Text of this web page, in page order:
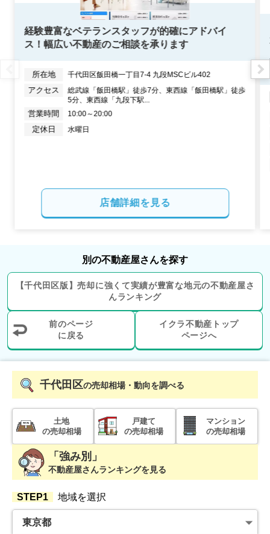
経験豊富なベテランスタッフが的確にアドバイ
ス！幅広い不動産のご相談を承ります
所在地 千代田区飯田橋一丁目7-4 九段MSCビル402
アクセス
総武線「飯田橋駅」徒歩7分、東西線「飯田橋駅」徒歩
5分、東西線「九段下駅...
営業時間 10:00～20:00
定休日 水曜日
店舗詳細を見る
別の不動産屋さんを探す
【千代田区版】売却に強くて実績が豊富な地元の不動産屋さ
んランキング
前のページ
に戻る
イクラ不動産トップ
ページへ
千代田区の売却相場・動向を調べる
土地
の売却相場
戸建て
の売却相場
マンション
の売却相場
「強み別」
不動産屋さんランキングを見る
STEP1 地域を選択